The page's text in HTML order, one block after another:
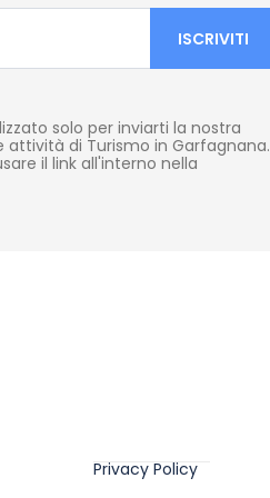
solo per inviarti la nostra
di Turismo in Garfagnana.
il link all'interno nella
Privacy Policy